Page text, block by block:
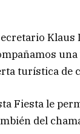
turística de
Fiesta le
del